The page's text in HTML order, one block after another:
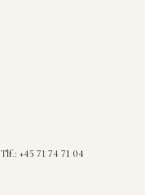
Tlf.: +45 71 74 71 04